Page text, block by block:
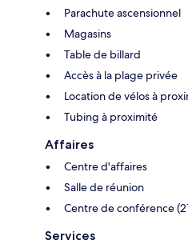
Parachute ascensionnel
Magasins
Table de billard
Accès à la plage privée
Location de vélos à
Tubing à proximité
Affaires
Centre d'affaires
Salle de réunion
Centre de conférence
Services